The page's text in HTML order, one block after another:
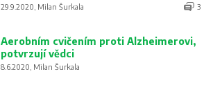
29.9.2020, Milan Šurkala 3
Aerobním cvičením proti Alzheimerovi,
potvrzují vědci
8.6.2020, Milan Šurkala